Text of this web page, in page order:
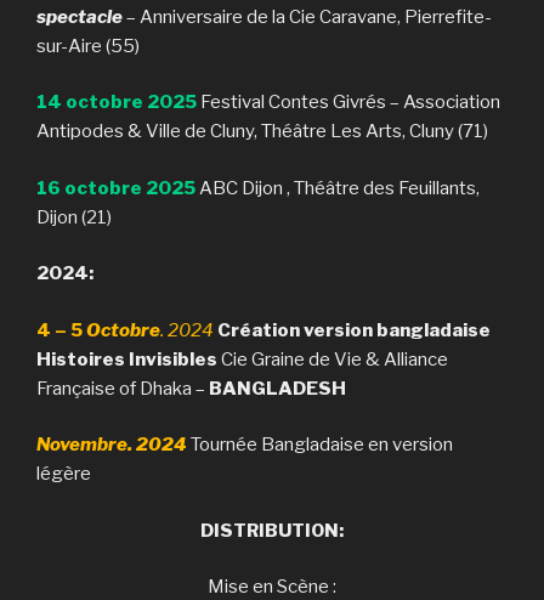
spectacle– Anniversaire de la Cie Caravane, Pierrefite-
sur-Aire (55)
14 octobre 2025 Festival Contes Givrés – Association
Antipodes & Ville de Cluny, Théâtre Les Arts, Cluny (71)
16 octobre 2025ABC Dijon , Théâtre des Feuillants,
Dijon (21)
2024:
4 – 5Octobre. 2024 Création version bangladaise
Histoires Invisibles Cie Graine de Vie & Alliance
Française of Dhaka – BANGLADESH
Novembre. 2024 Tournée Bangladaise en version
légère
DISTRIBUTION:
Mise en Scène :